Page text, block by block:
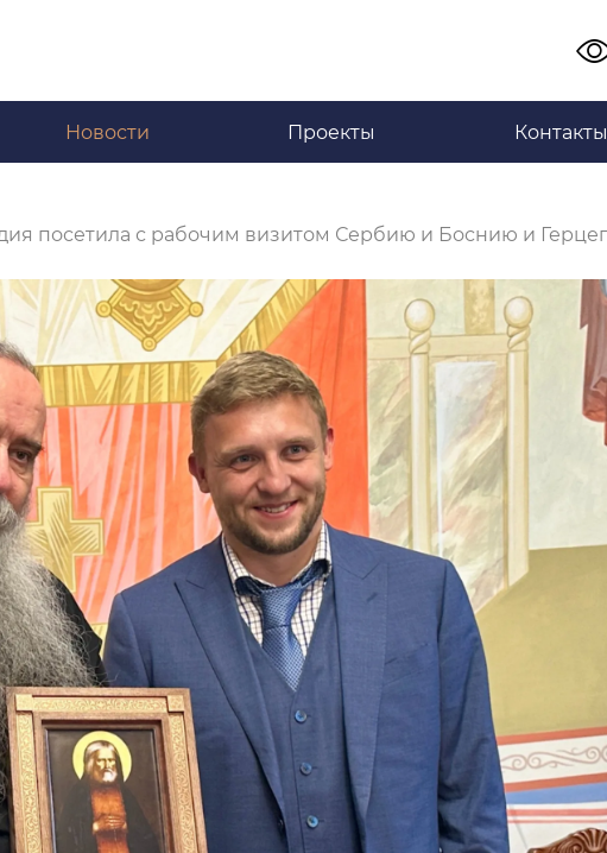
Новости Проекты Контакты
посетила с рабочим визитом Сербию и Боснию и